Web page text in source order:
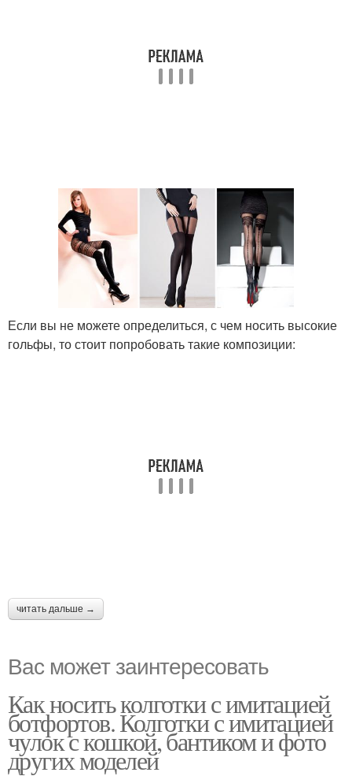
Если вы не можете определиться, с чем носить высокие
гольфы, то стоит попробовать такие композиции:
читать дальше →
Вас может заинтересовать
Как носить колготки с имитацией
ботфортов. Колготки с имитацией
чулок с кошкой, бантиком и фото
других моделей